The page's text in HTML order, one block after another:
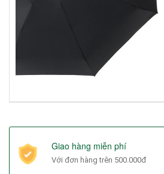
Giao hàng miễn phí
Với đơn hàng trên 500.000đ